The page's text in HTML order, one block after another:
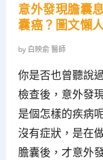
意外發現膽囊
囊癌？圖文懶
by 白映俞 醫師
你是否也曾聽說
檢查後，意外發
是個怎樣的疾病
沒有症狀，是在
膽囊後，才意外